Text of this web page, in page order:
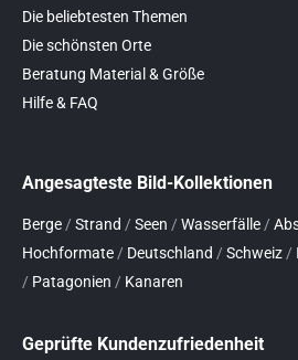
Die beliebtesten Themen
Die schönsten Orte
Beratung Material & Größe
Hilfe & FAQ
Angesagteste Bild-Kollektionen
Berge/ Strand / Seen / Wasserfälle/
Hochformate/ Deutschland / Schweiz/
/ Patagonien / Kanaren
Geprüfte Kundenzufriedenheit